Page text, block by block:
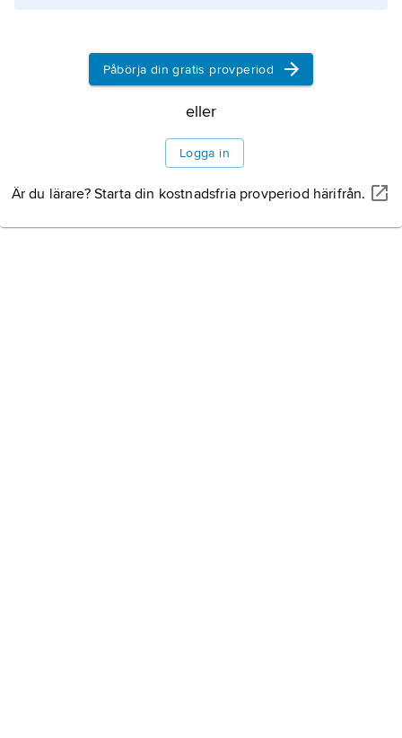
Påbörja din gratis provperiod
eller
Logga in
Är du lärare? Starta din kostnadsfria provperiod härifrån.